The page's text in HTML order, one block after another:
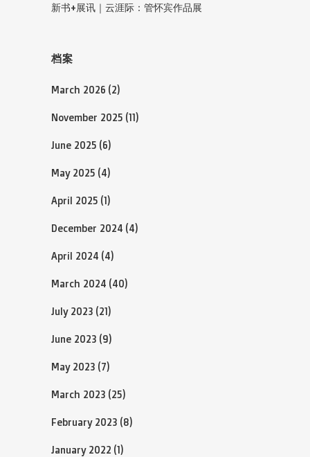
新书+展讯｜云涯际：管怀宾作品展
档案
March 2026 (2)
November 2025 (11)
June 2025 (6)
May 2025 (4)
April 2025 (1)
December 2024 (4)
April 2024 (4)
March 2024 (40)
July 2023 (21)
June 2023 (9)
May 2023 (7)
March 2023 (25)
February 2023 (8)
January 2022 (1)